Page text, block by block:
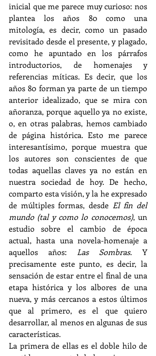
inicial que me parece muy curioso: nos
plantea los años 80 como una
mitología, es decir, como un pasado
revisitado desde el presente, y plagado,
como he apuntado en los párrafos
introductorios, de homenajes y
referencias míticas. Es decir, que los
años 80 forman ya parte de un tiempo
anterior idealizado, que se mira con
añoranza, porque aquello ya no existe,
o, en otras palabras, hemos cambiado
de página histórica. Esto me parece
interesantísimo, porque muestra que
los autores son conscientes de que
todas aquellas claves ya no están en
nuestra sociedad de hoy. De hecho,
comparto esta visión, y la he expresado
de múltiples formas, desde El fin del
mundo (tal y como lo conocemos), un
estudio sobre el cambio de época
actual, hasta una novela-homenaje a
aquellos años: Las Sombras. Y
precisamente este punto, es decir, la
sensación de estar entre el final de una
etapa histórica y los albores de una
nueva, y más cercanos a estos últimos
que al primero, es el que quiero
desarrollar, al menos en algunas de sus
características.
La primera de ellas es el doble hilo de